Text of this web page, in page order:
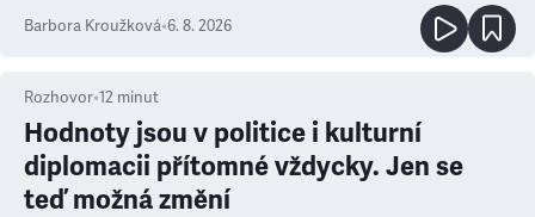
Barbora Kroužková•6. 8. 2026
Rozhovor•12 minut
Hodnoty jsou v politice i kulturní
diplomacii přítomné vždycky. Jen se
teď možná změní